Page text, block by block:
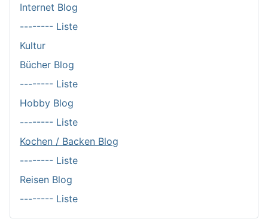
Internet Blog
-------- Liste
Kultur
Bücher Blog
-------- Liste
Hobby Blog
-------- Liste
Kochen / Backen Blog
-------- Liste
Reisen Blog
-------- Liste